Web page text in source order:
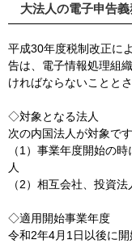
大法人の電子申告
平成30年度税制改正に
告は、電子情報処理組
ければならないこととさ
◇対象となる法人
次の内国法人が対象です
（1）事業年度開始の
人
（2）相互会社、投資
◇適用開始事業年度
令和2年4月1日以後に